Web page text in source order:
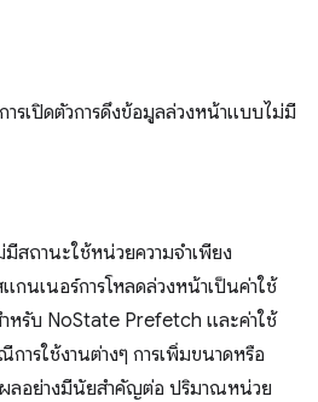
ารเปิดตัวการดึงข้อมูลล่วงหน้าแบบไม่มี
สถานะใช้หน่วยความจำเพียง
นเนอร์การโหลดล่วงหน้าเป็นค่าใช้
หรับ NoState Prefetch และค่าใช้
ารใช้งานต่างๆ การเพิ่มขนาดหรือ
ลอย่างมีนัยสำคัญต่อ ปริมาณหน่วย